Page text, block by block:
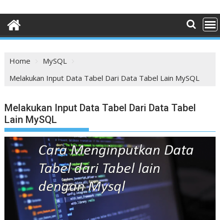
Home
MySQL
Melakukan Input Data Tabel Dari Data Tabel Lain MySQL
Melakukan Input Data Tabel Dari Data Tabel
Lain MySQL